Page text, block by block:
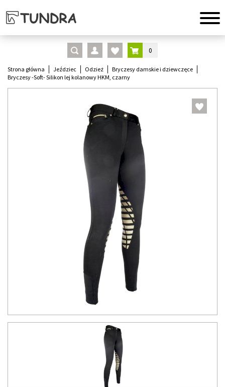
0
Strona główna Jeździec Odzież
Bryczesy damskie i dziewczęce
Bryczesy -Soft- Silikon lej kolanowy HKM, czarny